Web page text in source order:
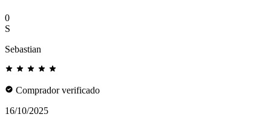
0
S
Sebastian
Comprador verificado
16/10/2025